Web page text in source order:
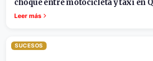
choque entre motocicleta y taxi en
Leer más
SUCESOS